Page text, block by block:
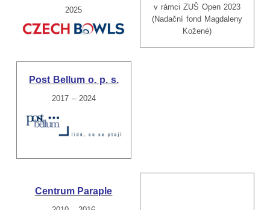
2025
v rámci ZUŠ Open 2023
(Nadační fond Magdaleny
Kožené)
Post Bellum o. p. s.
2017 – 2024
Centrum Paraple